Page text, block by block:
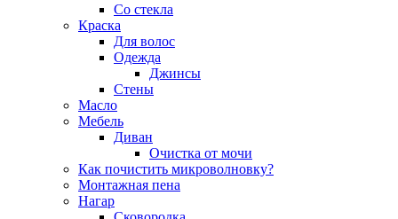
Со стекла
Краска
Для волос
Одежда
Джинсы
Стены
Масло
Мебель
Диван
Очистка от мочи
Как почистить микроволновку?
Монтажная пена
Нагар